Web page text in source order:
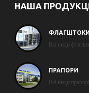
НАША
ФЛАГШТОКИ
Всі види
ПРАПОРИ
Всі види